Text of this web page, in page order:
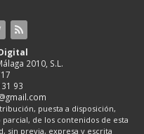
2010, S.L.
93
puesta a disposición,
de los contenidos de esta
sin previa, expresa y escrita